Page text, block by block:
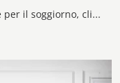
Se sei alla ricerca di librerie divisorie per il soggiorno, clicca e scopri le nostre soluzioni design: il modello Bifacciale a terra Voltan ti ...